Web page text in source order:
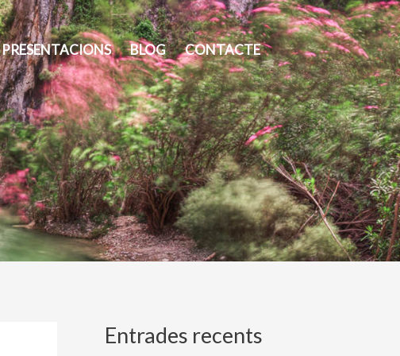
PRESENTACIONS BLOG CONTACTE
Entrades recents
A
C